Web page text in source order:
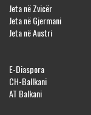
Jeta në Zvicër
Jeta në Gjermani
Jeta në Austri
E-Diaspora
CH-Ballkani
AT Balkani